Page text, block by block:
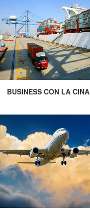
BUSINESS CON LA CINA